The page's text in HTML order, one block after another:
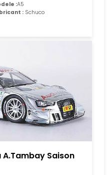
:A5
: Schuco
A.Tambay Saison